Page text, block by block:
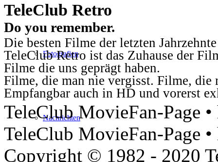
Fotografien
Nachrichten
TeleClub Retro
Do you remember.
Die besten Filme der letzten
TeleClub Retro ist das Zuhause der
Filme die uns geprägt haben.
Filme, die man nie vergisst. Filme, die
Empfangbar auch in HD und vorerst
TeleClub MovieFan-Page
TeleClub MovieFan-Page
Copyright © 1982 - 2020